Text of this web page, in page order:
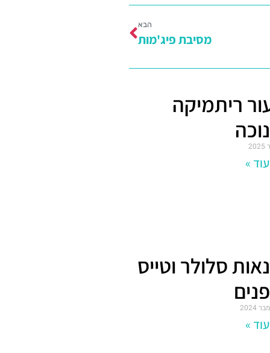
הבא
מסיבת פיג'מות
ריתמיקה
»
סלולר וטייס
»